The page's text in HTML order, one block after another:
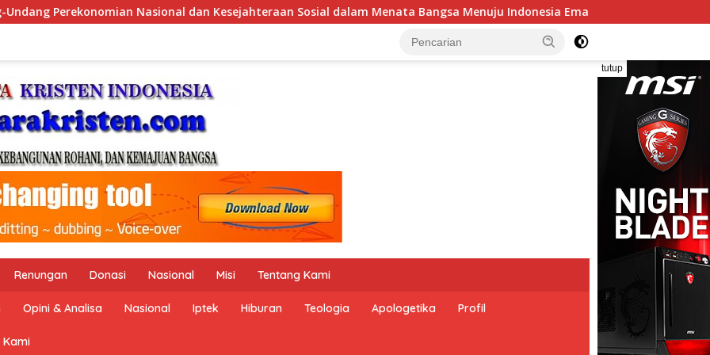
Sosial dalam Menata Bangsa Menuju Indonesia Emas 2045”, Pemerintah Indonesia dan Perserikatan Bangsa-
tutup
Renungan Donasi Nasional Misi Tentang Kami
Opini & Analisa Nasional Iptek Hiburan Teologia Apologetika Profil
Kami